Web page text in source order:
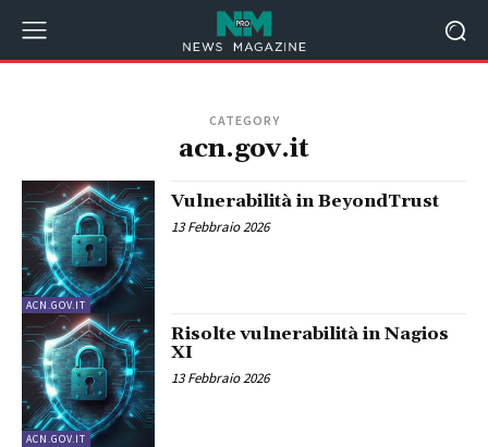
CATEGORY
acn.gov.it
ACN.GOV.IT
Vulnerabilità in BeyondTrust
13 Febbraio 2026
ACN.GOV.IT
Risolte vulnerabilità in Nagios
XI
13 Febbraio 2026